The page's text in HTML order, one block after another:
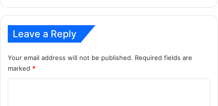
Leave a Reply
Your email address will not be published. Required fields are
marked *